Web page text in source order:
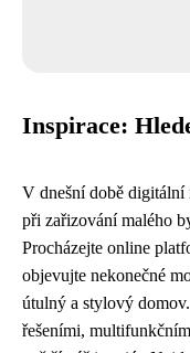
Inspirace:
V dnešní době digitální
při zařizování malého
Procházejte online
objevujte nekonečné
útulný a stylový
řešeními,